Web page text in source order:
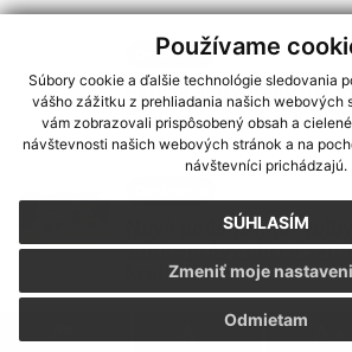
Používame
Súbory cookie a ďalšie technológie sledovania
vášho zážitku z prehliadania našich webových
vám zobrazovali prispôsobený obsah a
návštevnosti našich webových stránok a na
návštevníci prichádzajú.
SÚHLASÍM
Odmietam
Zmeniť moje
Oznámenia
Petícia a otvorený list
Problémy s dodávkou
Nová podstránka:
samosprávy obcí a
krajov 2026
Oznámenia